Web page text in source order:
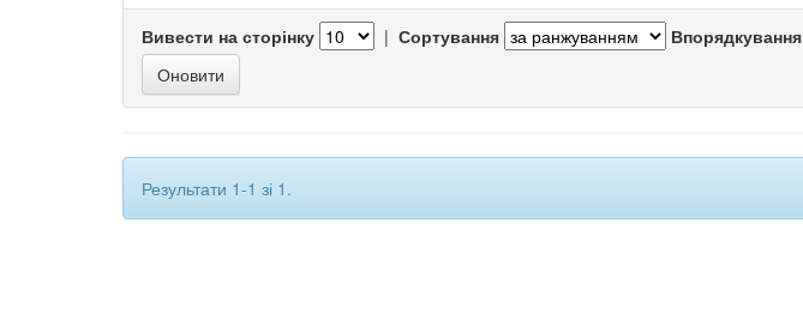
Вивести на сторінку | Сортування Впорядкування
Результати 1-1 зі 1.